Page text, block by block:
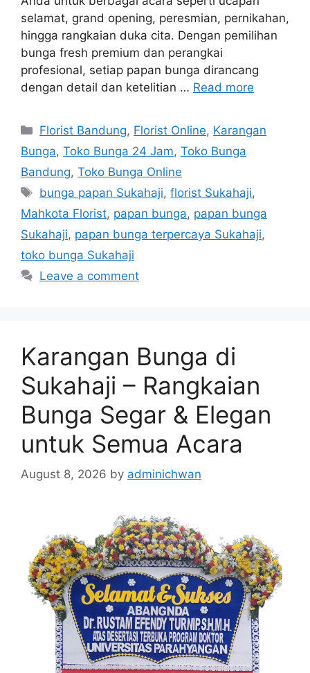
selamat, grand opening, peresmian, pernikahan,
hingga rangkaian duka cita. Dengan pemilihan
bunga fresh premium dan perangkai
profesional, setiap papan bunga dirancang
dengan detail dan ketelitian … Read more
Florist Bandung, Florist Online, Karangan
Bunga, Toko Bunga 24 Jam, Toko Bunga
Bandung, Toko Bunga Online
bunga papan Sukahaji,florist Sukahaji,
Mahkota Florist, papan bunga, papan bunga
Sukahaji, papan bunga terpercaya Sukahaji,
toko bunga Sukahaji
Leave a comment
Karangan Bunga di
Sukahaji – Rangkaian
Bunga Segar & Elegan
untuk Semua Acara
August 8, 2026 by adminichwan